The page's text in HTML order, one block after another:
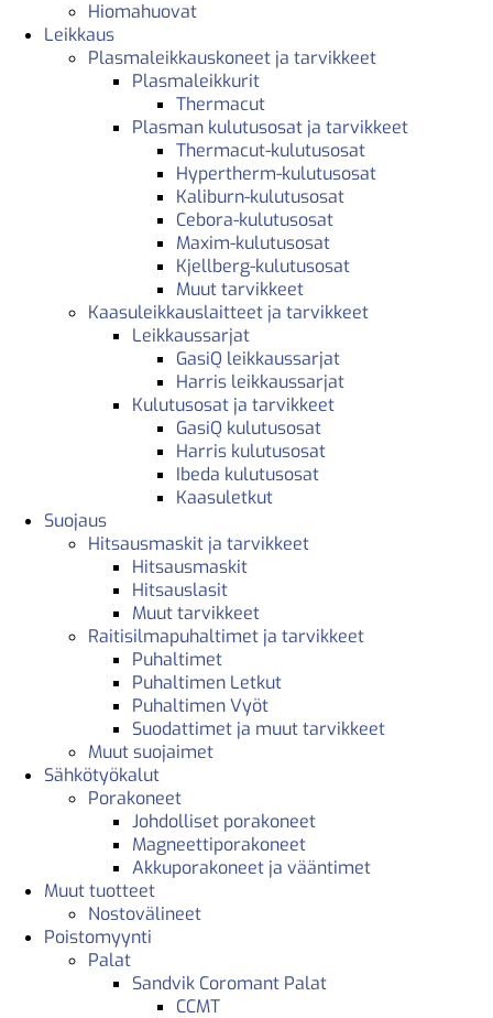
Hiomahuovat
Leikkaus
Plasmaleikkauskoneet ja tarvikkeet
Plasmaleikkurit
Thermacut
Plasman kulutusosat ja tarvikkeet
Thermacut-kulutusosat
Hypertherm-kulutusosat
Kaliburn-kulutusosat
Cebora-kulutusosat
Maxim-kulutusosat
Kjellberg-kulutusosat
Muut tarvikkeet
Kaasuleikkauslaitteet ja tarvikkeet
Leikkaussarjat
GasiQ leikkaussarjat
Harris leikkaussarjat
Kulutusosat ja tarvikkeet
GasiQ kulutusosat
Harris kulutusosat
Ibeda kulutusosat
Kaasuletkut
Suojaus
Hitsausmaskit ja tarvikkeet
Hitsausmaskit
Hitsauslasit
Muut tarvikkeet
Raitisilmapuhaltimet ja tarvikkeet
Puhaltimet
Puhaltimen Letkut
Puhaltimen Vyöt
Suodattimet ja muut tarvikkeet
Muut suojaimet
Sähkötyökalut
Porakoneet
Johdolliset porakoneet
Magneettiporakoneet
Akkuporakoneet ja vääntimet
Muut tuotteet
Nostovälineet
Poistomyynti
Palat
Sandvik Coromant Palat
CCMT